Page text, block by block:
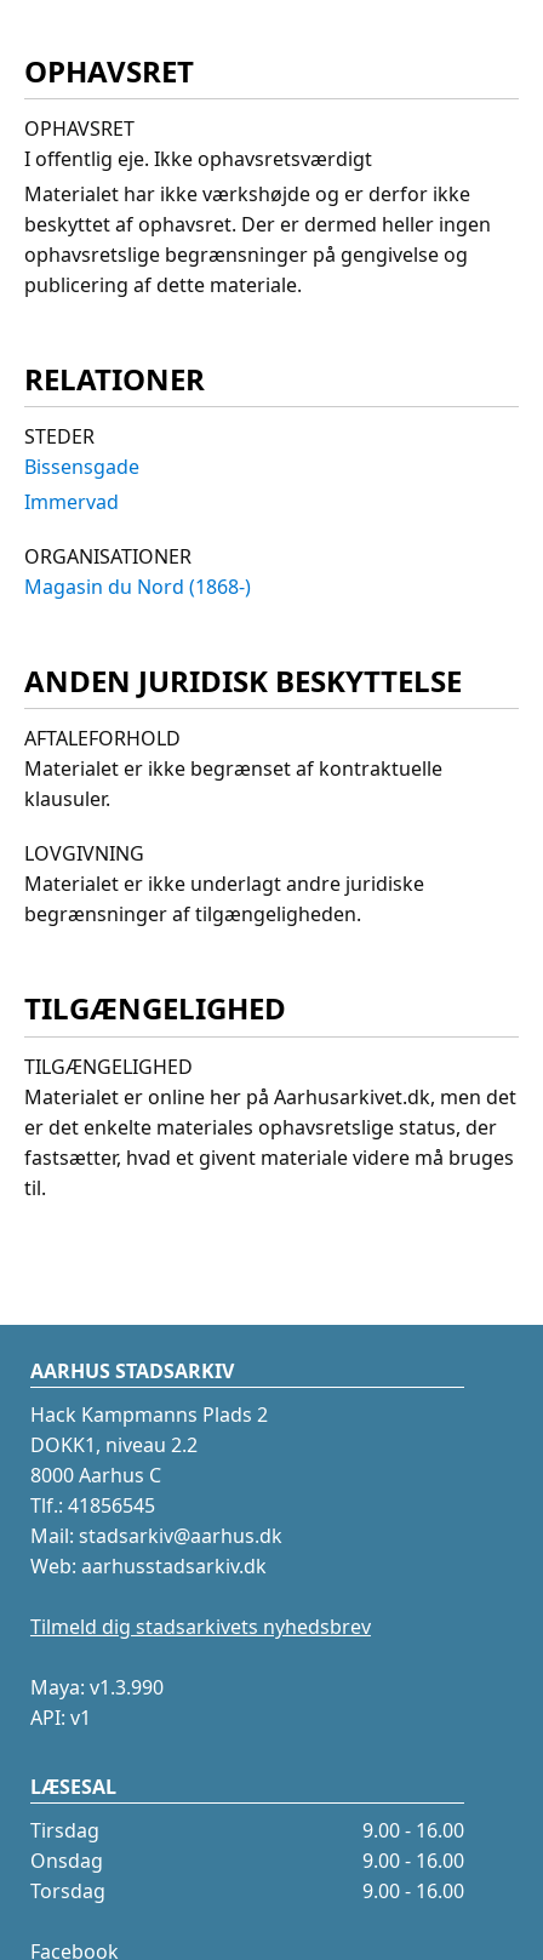
OPHAVSRET
OPHAVSRET
I offentlig eje. Ikke ophavsretsværdigt
Materialet har ikke værkshøjde og er derfor ikke
beskyttet af ophavsret. Der er dermed heller ingen
ophavsretslige begrænsninger på gengivelse og
publicering af dette materiale.
RELATIONER
STEDER
Bissensgade
Immervad
ORGANISATIONER
Magasin du Nord (1868-)
ANDEN JURIDISK BESKYTTELSE
AFTALEFORHOLD
Materialet er ikke begrænset af kontraktuelle
klausuler.
LOVGIVNING
Materialet er ikke underlagt andre juridiske
begrænsninger af tilgængeligheden.
TILGÆNGELIGHED
TILGÆNGELIGHED
Materialet er online her på Aarhusarkivet.dk, men det
er det enkelte materiales ophavsretslige status, der
fastsætter, hvad et givent materiale videre må bruges
til.
AARHUS STADSARKIV
Hack Kampmanns Plads 2
DOKK1, niveau 2.2
8000 Aarhus C
Tlf.: 41856545
Mail: stadsarkiv@aarhus.dk
Web: aarhusstadsarkiv.dk
Tilmeld dig stadsarkivets nyhedsbrev
Maya: v1.3.990
API: v1
LÆSESAL
Tirsdag
9.00 - 16.00
Onsdag
9.00 - 16.00
Torsdag
9.00 - 16.00
Facebook